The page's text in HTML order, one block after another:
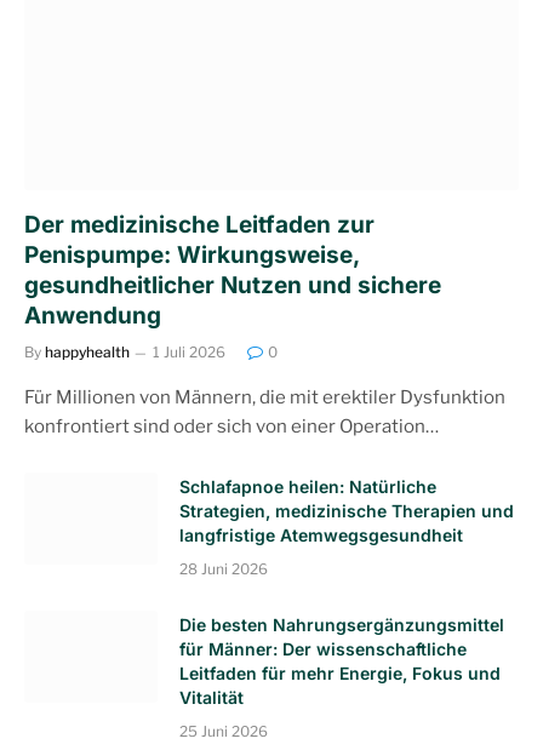
Der medizinische Leitfaden zur
Penispumpe: Wirkungsweise,
gesundheitlicher Nutzen und sichere
Anwendung
By happyhealth 1 Juli 2026 0
Für Millionen von Männern, die mit erektiler Dysfunktion
konfrontiert sind oder sich von einer Operation…
Schlafapnoe heilen: Natürliche
Strategien, medizinische Therapien und
langfristige Atemwegsgesundheit
28 Juni 2026
Die besten Nahrungsergänzungsmittel
für Männer: Der wissenschaftliche
Leitfaden für mehr Energie, Fokus und
Vitalität
25 Juni 2026